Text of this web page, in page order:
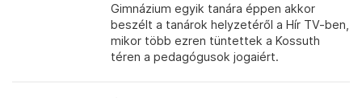
Gimnázium egyik tanára éppen akkor
beszélt a tanárok helyzetéről a Hír TV-ben,
mikor több ezren tüntettek a Kossuth
téren a pedagógusok jogaiért.